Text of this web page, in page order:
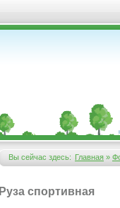
Вы сейчас здесь:
Вы здесь
Главная »
Руза спортивная